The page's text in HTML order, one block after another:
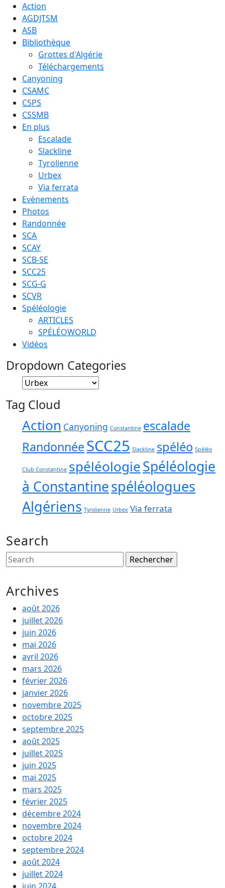
Action
AGDJTSM
ASB
Bibliothèque
Grottes d'Algérie
Téléchargements
Canyoning
CSAMC
CSPS
CSSMB
En plus
Escalade
Slackline
Tyrolienne
Urbex
Via ferrata
Evènements
Photos
Randonnée
SCA
SCAY
SCB-SE
SCC25
SCG-G
SCVR
Spéléologie
ARTICLES
SPÉLÉOWORLD
Vidéos
Dropdown Categories
Tag Cloud
Action Canyoning Constantine escalade
RandonnéeSCC25 Slackline spéléo Spéléo
Club Constantine spéléologieSpéléologie
à Constantinespéléologues
Algériens Tyrolienne Urbex Via ferrata
Search
Search
for:
Archives
août 2026
juillet 2026
juin 2026
mai 2026
avril 2026
mars 2026
février 2026
janvier 2026
novembre 2025
octobre 2025
septembre 2025
août 2025
juillet 2025
juin 2025
mai 2025
mars 2025
février 2025
décembre 2024
novembre 2024
octobre 2024
septembre 2024
août 2024
juillet 2024